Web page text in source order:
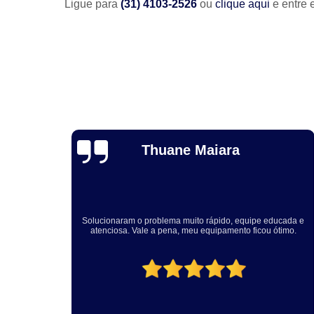
Ligue para (31) 4103-2526 ou clique aqui e entre
Holar Caffagni
vocês nos atenderam e a qualidade da instalação realizada
aqui na nossa empresa. Com certeza, recomendo a Engetech